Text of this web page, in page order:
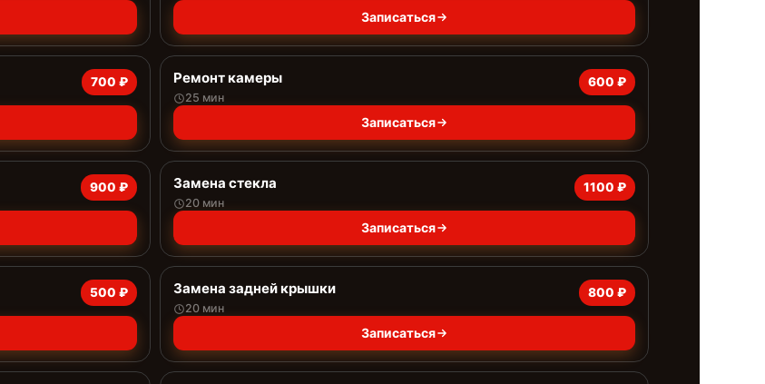
Записаться
700 ₽ Ремонт камеры
25 мин
600 ₽
Записаться
900 ₽ Замена стекла
20 мин
1100 ₽
Записаться
500 ₽ Замена задней крышки
20 мин
800 ₽
Записаться